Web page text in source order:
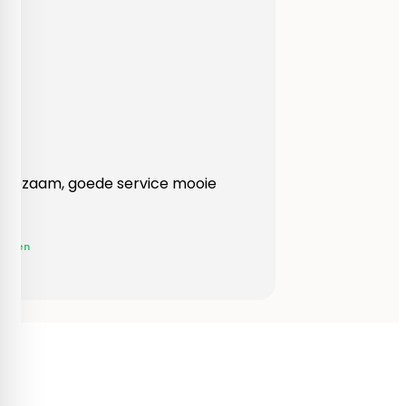
Heel behulpzaam, goede service mooie
Yvonne Claessen